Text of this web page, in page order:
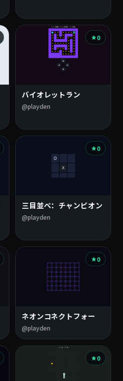
0
バイオレットラン
@playden
0
三目並べ：チャンピオン
@playden
0
ネオンコネクトフォー
@playden
0